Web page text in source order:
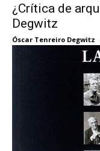
¿Crítica de
Degwitz
Óscar Tenreiro Degwitz -